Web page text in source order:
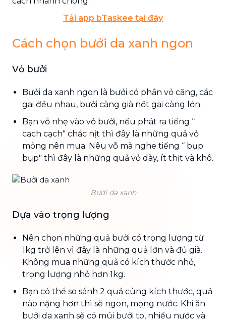
Tải app bTaskee tại đây
Cách chọn bưởi da xanh ngon
Vỏ bưởi
Bưởi da xanh ngon là bưởi có phần vỏ căng, các
gai đều nhau, bưởi càng già nốt gai càng lớn.
Bạn vỗ nhẹ vào vỏ bưởi, nếu phát ra tiếng “
cạch cạch" chắc nịt thì đây là những quả vỏ
mỏng nên mua. Nêu vỗ mà nghe tiếng “ bụp
bụp" thì đây là những quả vỏ dày, ít thịt và khô.
Bưởi da xanh
Dựa vào trọng lượng
Nên chọn những quả bưởi có trọng lượng từ
1kg trở lên vì đây là những quả lớn và đủ già.
Không mua những quả có kích thước nhỏ,
trọng lượng nhỏ hơn 1kg.
Bạn có thể so sánh 2 quả cùng kích thước, quả
nào nặng hơn thì sẽ ngon, mọng nước. Khi ăn
bưởi da xanh sẽ có múi bưởi to, nhiều nước và